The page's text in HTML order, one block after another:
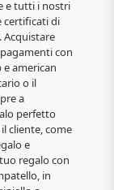
e tutti i nostri
certificati di
Acquistare
con
american
o il
a
perfetto
cliente, come
e
regalo con
in